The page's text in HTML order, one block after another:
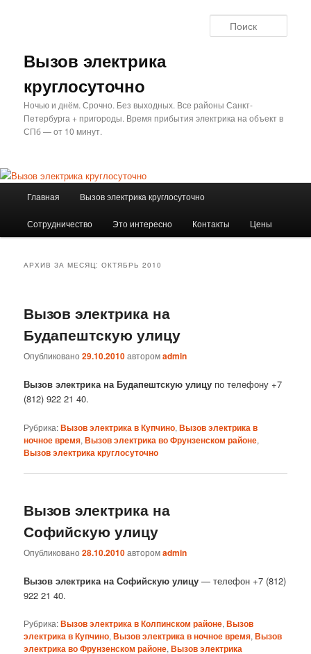
Вызов электрика
круглосуточно
Ночью и днём. Срочно. Без выходных. Все районы Санкт-
Петербурга + пригороды. Время прибытия электрика на объект в
СПб — от 10 минут.
Главная Вызов электрика круглосуточно
Сотрудничество Это интересно Контакты Цены
АРХИВ ЗА МЕСЯЦ:ОКТЯБРЬ 2010
Вызов электрика на
Будапештскую улицу
Опубликовано29.10.2010авторомadmin
Вызов электрика на Будапештскую улицу по телефону +7
(812) 922 21 40.
Рубрика:Вызов электрика в Купчино,Вызов электрика в
ночное время,Вызов электрика во Фрунзенском районе,
Вызов электрика круглосуточно
Вызов электрика на
Софийскую улицу
Опубликовано28.10.2010авторомadmin
Вызов электрика на Софийскую улицу — телефон +7 (812)
922 21 40.
Рубрика:Вызов электрика в Колпинском районе,Вызов
электрика в Купчино,Вызов электрика в ночное время,Вызов
электрика во Фрунзенском районе,Вызов электрика